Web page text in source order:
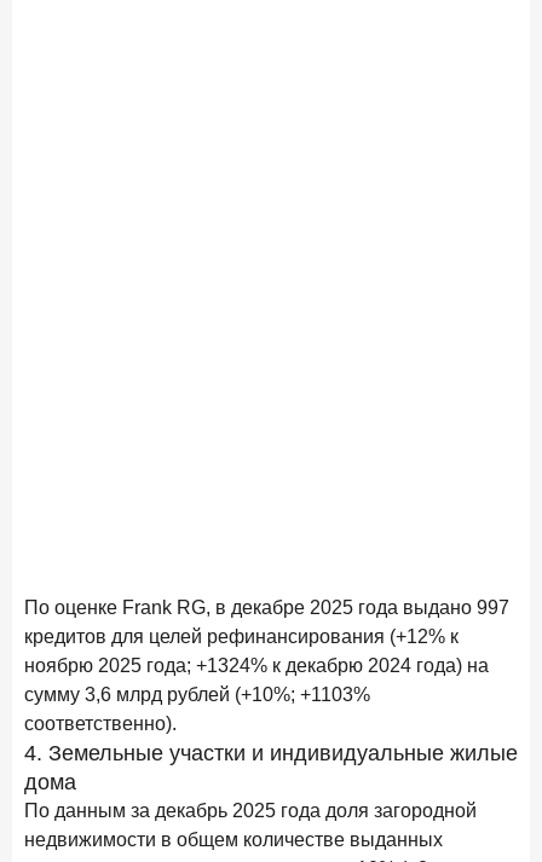
По оценке Frank RG, в декабре 2025 года выдано 997
кредитов для целей рефинансирования (+12% к
ноябрю 2025 года; +1324% к декабрю 2024 года) на
сумму 3,6 млрд рублей (+10%; +1103%
соответственно).
4. Земельные участки и индивидуальные жилые
дома
По данным за декабрь 2025 года доля загородной
недвижимости в общем количестве выданных